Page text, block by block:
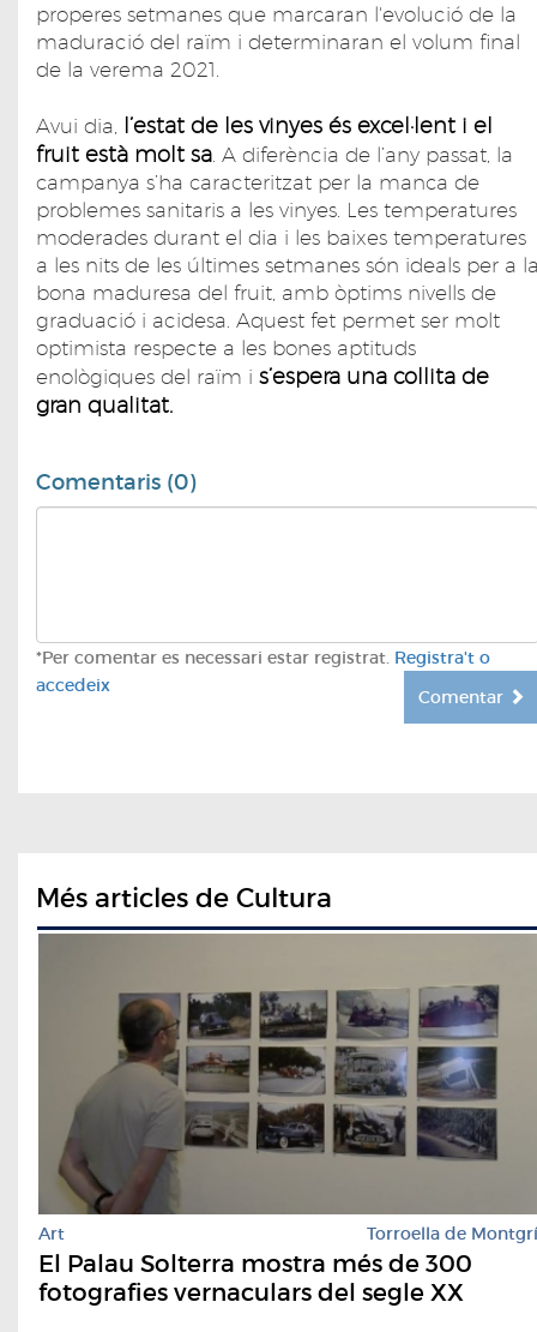
properes setmanes que marcaran l'evolució de la
maduració del raïm i determinaran el volum final
de la verema 2021.
Avui dia, l’estat de les vinyes és excel·lent i el
fruit està molt sa . A diferència de l’any passat, la
campanya s’ha caracteritzat per la manca de
problemes sanitaris a les vinyes. Les temperatures
moderades durant el dia i les baixes temperatures
a les nits de les últimes setmanes són ideals per a
bona maduresa del fruit, amb òptims nivells de
graduació i acidesa. Aquest fet permet ser molt
optimista respecte a les bones aptituds
enològiques del raïm i s’espera una collita de
gran qualitat.
Comentaris (0)
*Per comentar es necessari estar registrat. Registra't o
accedeix
Comentar
Més articles de Cultura
Art Torroella de Montgrí
El Palau Solterra mostra més de 300
fotografies vernaculars del segle XX